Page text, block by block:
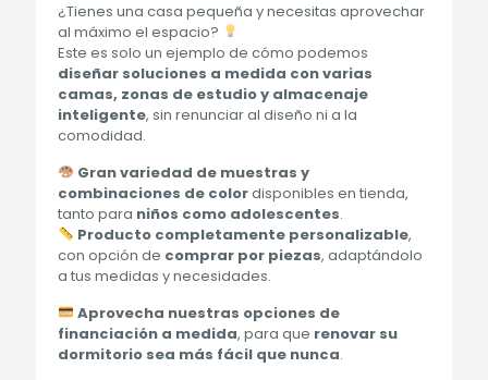
¿Tienes una casa pequeña y necesitas aprovechar
al máximo el espacio?
Este es solo un ejemplo de cómo podemos
diseñar soluciones a medida con varias
camas, zonas de estudio y almacenaje
inteligente, sin renunciar al diseño ni a la
comodidad.
Gran variedad de muestras y
combinaciones de colordisponibles en tienda,
tanto para niños como adolescentes.
Producto completamente personalizable,
con opción de comprar por piezas, adaptándolo
a tus medidas y necesidades.
Aprovecha nuestras opciones de
financiación a medida, para que renovar su
dormitorio sea más fácil que nunca.